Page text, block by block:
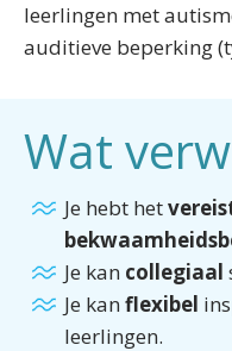
leerlingen met
auditieve beperking
Wat
Je hebt het
Je kan collegiaal
Je kanflexibel
leerlingen.